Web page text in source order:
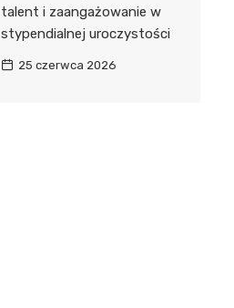
talent i zaangażowanie w
stypendialnej uroczystości
25 czerwca 2026